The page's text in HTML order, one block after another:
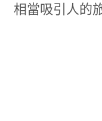
相當吸引人的